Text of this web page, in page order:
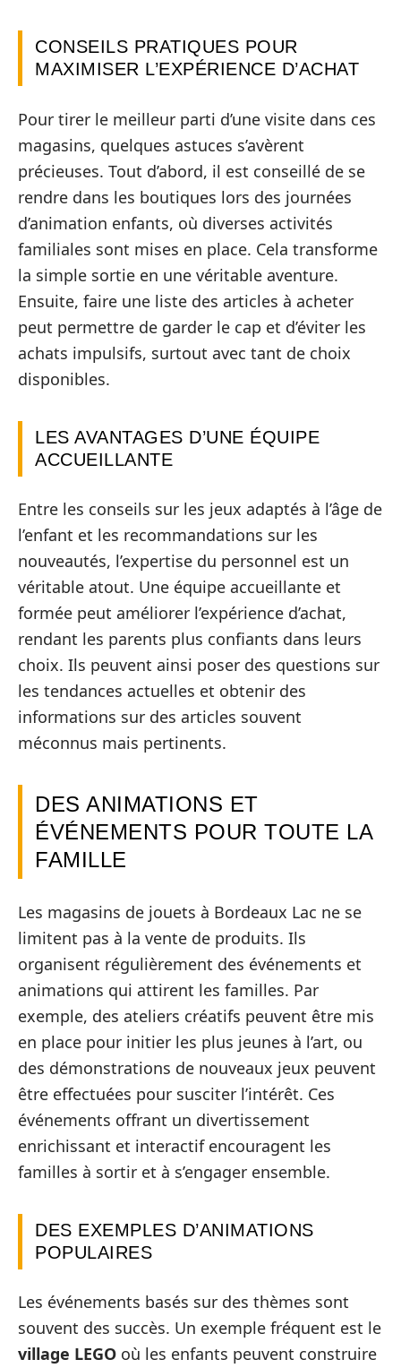
CONSEILS PRATIQUES POUR
MAXIMISER L’EXPÉRIENCE D’ACHAT
Pour tirer le meilleur parti d’une visite dans ces
magasins, quelques astuces s’avèrent
précieuses. Tout d’abord, il est conseillé de se
rendre dans les boutiques lors des journées
d’animation enfants, où diverses activités
familiales sont mises en place. Cela transforme
la simple sortie en une véritable aventure.
Ensuite, faire une liste des articles à acheter
peut permettre de garder le cap et d’éviter les
achats impulsifs, surtout avec tant de choix
disponibles.
LES AVANTAGES D’UNE ÉQUIPE
ACCUEILLANTE
Entre les conseils sur les jeux adaptés à l’âge de
l’enfant et les recommandations sur les
nouveautés, l’expertise du personnel est un
véritable atout. Une équipe accueillante et
formée peut améliorer l’expérience d’achat,
rendant les parents plus confiants dans leurs
choix. Ils peuvent ainsi poser des questions sur
les tendances actuelles et obtenir des
informations sur des articles souvent
méconnus mais pertinents.
DES ANIMATIONS ET
ÉVÉNEMENTS POUR TOUTE LA
FAMILLE
Les magasins de jouets à Bordeaux Lac ne se
limitent pas à la vente de produits. Ils
organisent régulièrement des événements et
animations qui attirent les familles. Par
exemple, des ateliers créatifs peuvent être mis
en place pour initier les plus jeunes à l’art, ou
des démonstrations de nouveaux jeux peuvent
être effectuées pour susciter l’intérêt. Ces
événements offrant un divertissement
enrichissant et interactif encouragent les
familles à sortir et à s’engager ensemble.
DES EXEMPLES D’ANIMATIONS
POPULAIRES
Les événements basés sur des thèmes sont
souvent des succès. Un exemple fréquent est le
village LEGO où les enfants peuvent construire